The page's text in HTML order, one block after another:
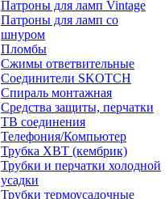
Патроны для ламп Vintage
Патроны для ламп со
шнуром
Пломбы
Сжимы ответвительные
Соединители SKOTCH
Спираль монтажная
Средства защиты, перчатки
ТВ соединения
Телефония/Компьютер
Трубка ХВТ (кембрик)
Трубки и перчатки холодной
усадки
Трубки термоусадочные